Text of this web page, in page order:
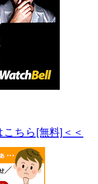
ちら[無料]＜＜